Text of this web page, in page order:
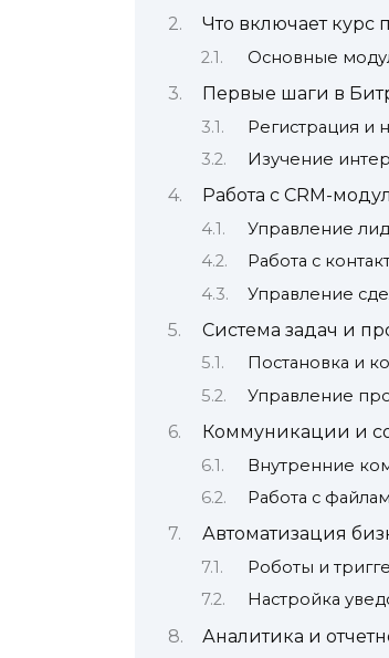
Что включает курс
Основные
Первые шаги в
Регистрация и
Изучение
Работа с CRM-
Управление
Работа с
Управление
Система задач и
Постановка и
Управление
Коммуникации и
Внутренние
Работа с
Автоматизация
Роботы и
Настройка
Аналитика и